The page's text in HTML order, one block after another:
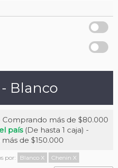
Blanco
más de $80.000
país(De hasta 1 caja) -
de $150.000
por: Blanco X Chenin X